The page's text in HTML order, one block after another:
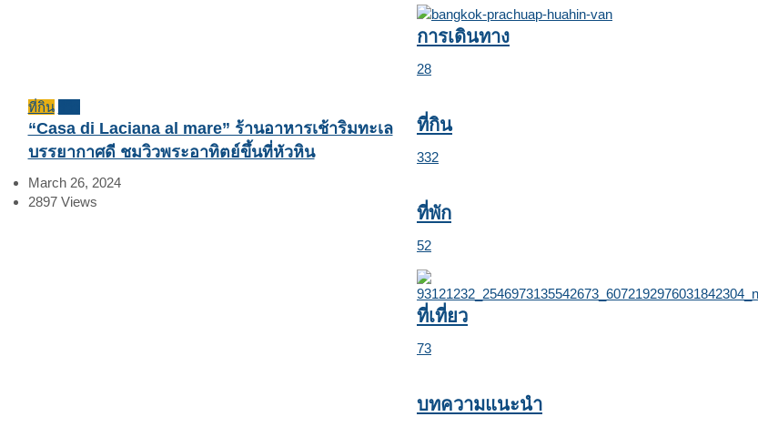
ที่กิน
“Casa di Laciana al mare” ร้านอาหารเช้าริมทะเล
บรรยากาศดี ชมวิวพระอาทิตย์ขึ้นที่หัวหิน
March 26, 2024
2897Views
การเดินทาง
28
ที่กิน
332
ที่พัก
52
ที่เที่ยว
73
บทความแนะนำ